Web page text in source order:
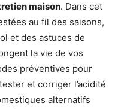
maison. Dans cet
au fil des saisons,
et des astuces de
la vie de vos
préventives pour
et corriger l’acidité
alternatifs